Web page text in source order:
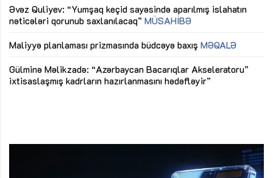
Əvəz Quliyev: “Yumşaq keçid sayəsində aparılmış islahatın
nəticələri qorunub saxlanılacaq” MÜSAHİBƏ
Maliyyə planlaması prizmasında büdcəyə baxış MƏQALƏ
Gülminə Məlikzadə: “Azərbaycan Bacarıqlar Akseleratoru”
ixtisaslaşmış kadrların hazırlanmasını hədəfləyir”